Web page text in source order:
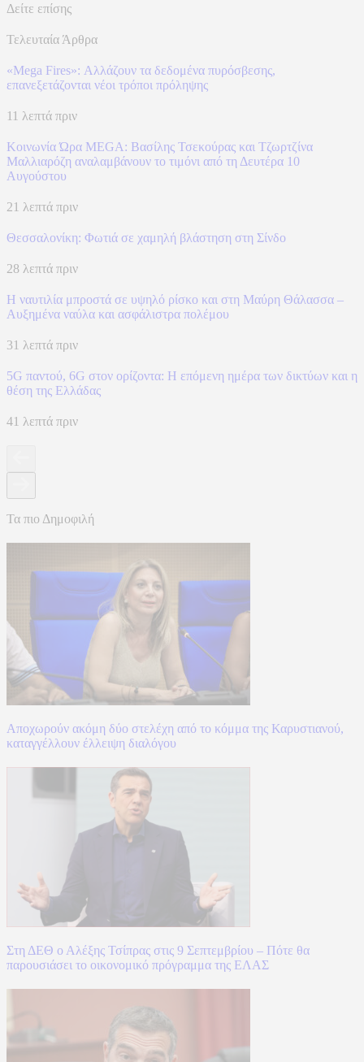
Δείτε επίσης
Τελευταία Άρθρα
«Mega Fires»: Αλλάζουν τα δεδομένα πυρόσβεσης,
επανεξετάζονται νέοι τρόποι πρόληψης
11 λεπτά πριν
Κοινωνία Ώρα MEGA: Βασίλης Τσεκούρας και Τζωρτζίνα
Μαλλιαρόζη αναλαμβάνουν το τιμόνι από τη Δευτέρα 10
Αυγούστου
21 λεπτά πριν
Θεσσαλονίκη: Φωτιά σε χαμηλή βλάστηση στη Σίνδο
28 λεπτά πριν
Η ναυτιλία μπροστά σε υψηλό ρίσκο και στη Μαύρη Θάλασσα –
Αυξημένα ναύλα και ασφάλιστρα πολέμου
31 λεπτά πριν
5G παντού, 6G στον ορίζοντα: Η επόμενη ημέρα των δικτύων και η
θέση της Ελλάδας
41 λεπτά πριν
Τα πιο Δημοφιλή
Αποχωρούν ακόμη δύο στελέχη από το κόμμα της Καρυστιανού,
καταγγέλλουν έλλειψη διαλόγου
Στη ΔΕΘ ο Αλέξης Τσίπρας στις 9 Σεπτεμβρίου – Πότε θα
παρουσιάσει το οικονομικό πρόγραμμα της ΕΛΑΣ